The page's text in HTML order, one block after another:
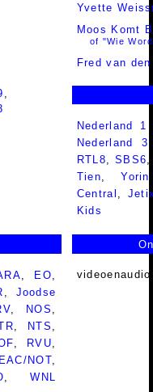
Yvette
Moos Komt
of "Wie
Fred van
Nederland
Nederland
RTL8,SBS6
Tien,Yorin
Central ,
Kids
EO
Joodse
NOS
NTS
RVU
NOT
,WNL